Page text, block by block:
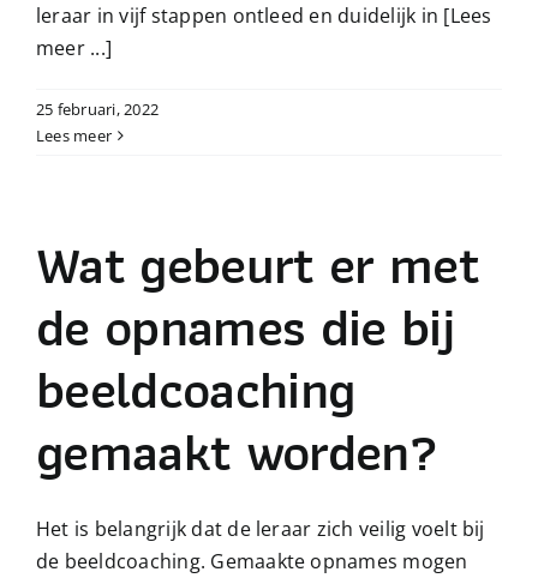
leraar in vijf stappen ontleed en duidelijk in [Lees
meer ...]
25 februari, 2022
Lees meer
Wat gebeurt er met
de opnames die bij
beeldcoaching
gemaakt worden?
Het is belangrijk dat de leraar zich veilig voelt bij
de beeldcoaching. Gemaakte opnames mogen